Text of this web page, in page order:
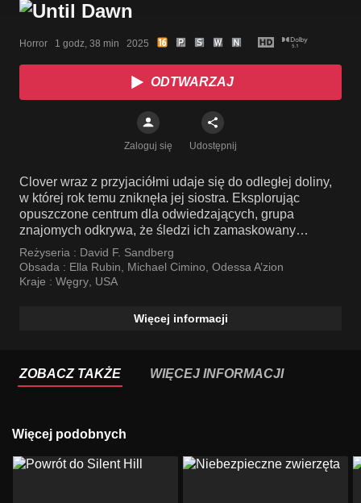
Horror   1 godz, 38 min   2025
ODTWARZAJ
Zaloguj się Udostępnij
Clover wraz z przyjaciółmi udaje się do odległej doliny,
w której rok temu zniknęła jej siostra. Eksplorując
opuszczone centrum dla odwiedzających, grupa
znajomych odkrywa, że śledzi ich zamaskowany
morderca.
Reżyseria : David F. Sandberg
Obsada : Ella Rubin, Michael Cimino, Odessa A’zion
Kraje : Węgry, USA
Więcej informacji
ZOBACZ TAKŻE WIĘCEJ INFORMACJI
Więcej podobnych